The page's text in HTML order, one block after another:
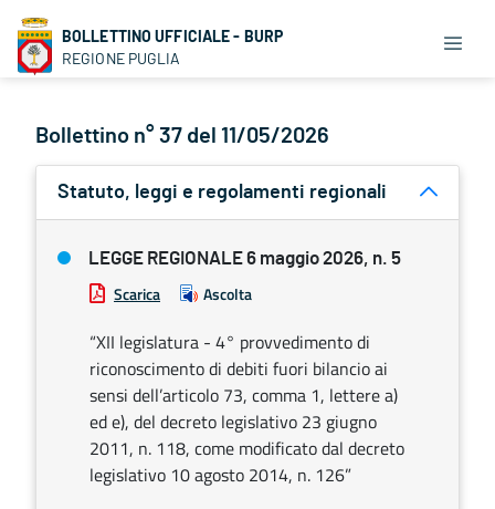
BOLLETTINO UFFICIALE - BURP
REGIONE PUGLIA
Bollettino n° 37 del 11/05/2026
Statuto, leggi e regolamenti regionali
LEGGE REGIONALE 6 maggio 2026, n. 5
Scarica Ascolta
“XII legislatura - 4° provvedimento di
riconoscimento di debiti fuori bilancio ai
sensi dell’articolo 73, comma 1, lettere a)
ed e), del decreto legislativo 23 giugno
2011, n. 118, come modificato dal decreto
legislativo 10 agosto 2014, n. 126”